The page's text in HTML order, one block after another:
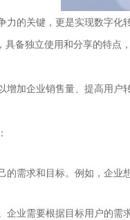
的关键，更是实现数字化
具备独立使用和分享的特
加企业销售量、提高用
需求和目标。例如，企
业需要根据目标用户的